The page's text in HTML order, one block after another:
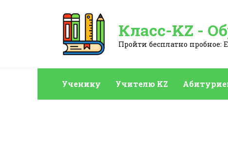
Класс-KZ -
Пройти бесплатно
Ученику Учителю KZ